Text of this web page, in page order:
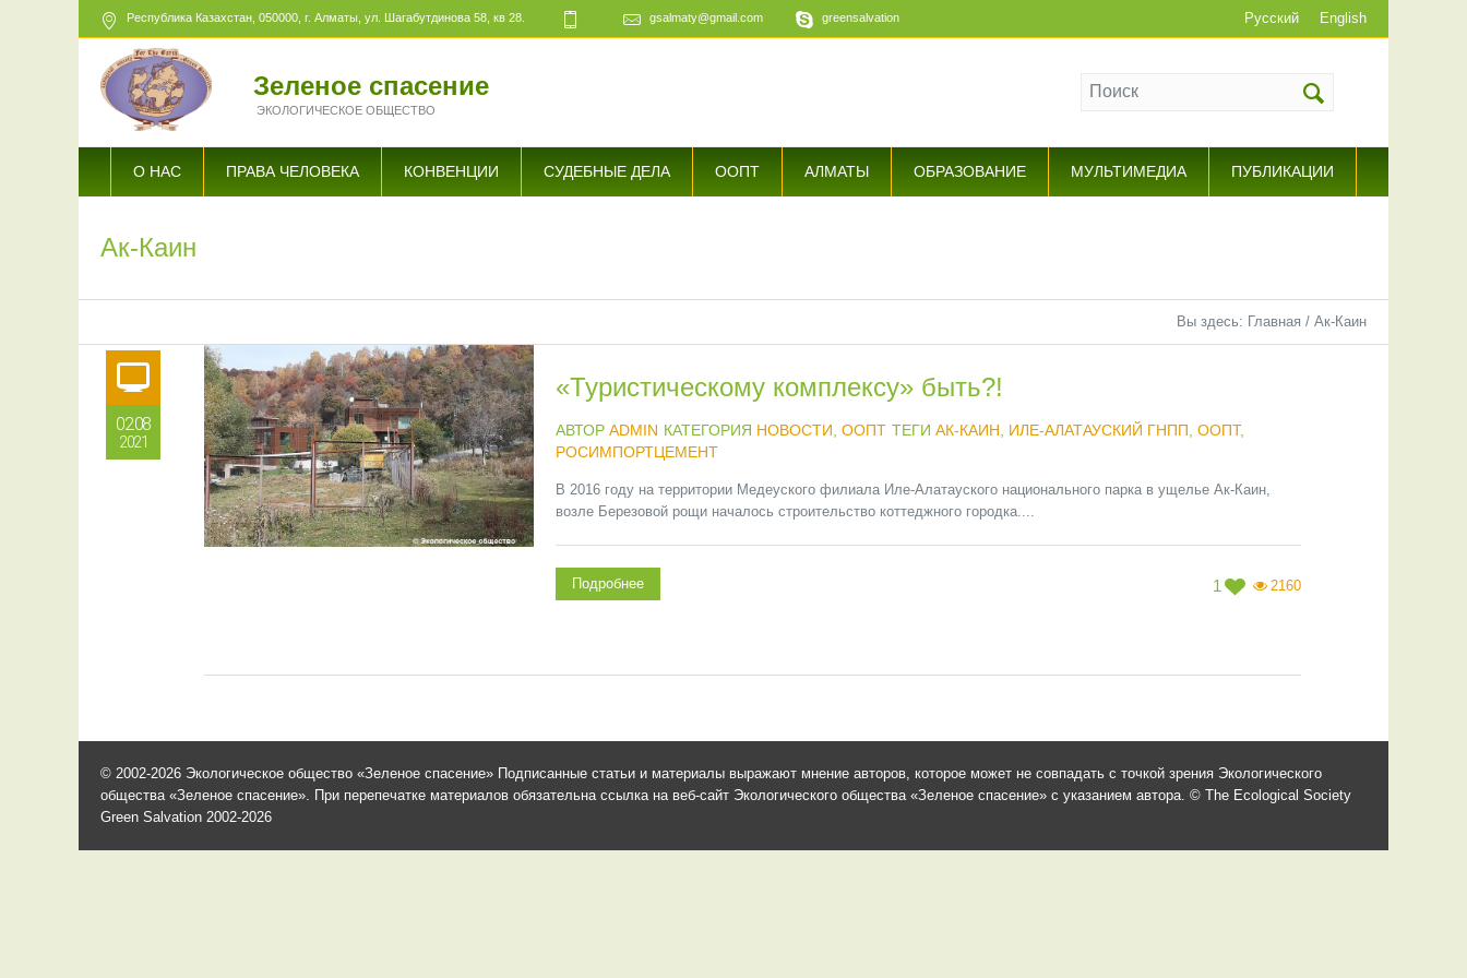
Русский English
Республика Казахстан, 050000, г. Алматы, ул. Шагабутдинова 58, кв 28. gsalmaty@gmail.com greensalvation
Зеленое спасение
ЭКОЛОГИЧЕСКОЕ ОБЩЕСТВО
О НАС ПРАВА ЧЕЛОВЕКА КОНВЕНЦИИ СУДЕБНЫЕ ДЕЛА ООПТ АЛМАТЫ ОБРАЗОВАНИЕ МУЛЬТИМЕДИА ПУБЛИКАЦИИ
Ак-Каин
Вы здесь: Главная / Ак-Каин
02.08
2021
«Туристическому комплексу» быть?!
АВТОР ADMIN КАТЕГОРИЯ НОВОСТИ ООПТ ТЕГИ АК-КАИН ИЛЕ-АЛАТАУСКИЙ ГНПП ООПТ,
РОСИМПОРТЦЕМЕНТ
В 2016 году на территории Медеуского филиала Иле-Алатауского национального парка в ущелье Ак-Каин,
возле Березовой рощи началось строительство коттеджного городка....
1 2160
Подробнее
© 2002-2026 Экологическое общество «Зеленое спасение» Подписанные статьи и материалы выражают мнение авторов, которое может не совпадать с точкой зрения Экологического
общества «Зеленое спасение». При перепечатке материалов обязательна ссылка на веб-сайт Экологического общества «Зеленое спасение» с указанием автора. © The Ecological Society
Green Salvation 2002-2026